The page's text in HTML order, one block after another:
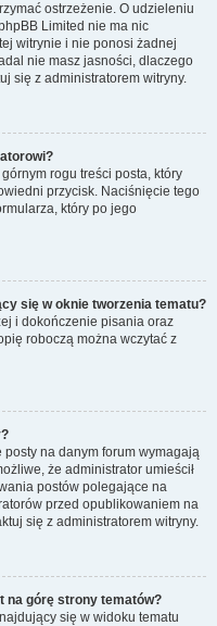
ostrzeżenie. O udzieleniu
Limited nie ma nic
witrynie i nie ponosi żadnej
nie masz jasności, dlaczego
się z administratorem witryny.
rogu treści posta, który
przycisk. Naciśnięcie tego
który po jego
się w oknie tworzenia tematu?
i dokończenie pisania oraz
roboczą można wczytać z
posty na danym forum wymagają
że administrator umieścił
postów polegające na
przed opublikowaniem na
się z administratorem witryny.
na górę strony tematów?
się w widoku tematu